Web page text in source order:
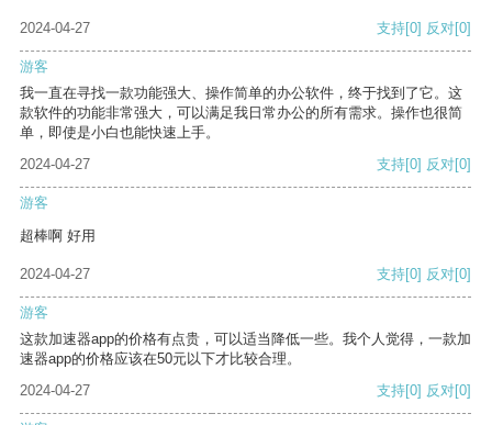
2024-04-27 支持[0] 反对[0]
游客
我一直在寻找一款功能强大、操作简单的办公软件，终于找到了它。这
款软件的功能非常强大，可以满足我日常办公的所有需求。操作也很简
单，即使是小白也能快速上手。
2024-04-27
支持[0] 反对[0]
游客
超棒啊 好用
2024-04-27 支持[0] 反对[0]
游客
这款加速器app的价格有点贵，可以适当降低一些。我个人觉得，一款加
速器app的价格应该在50元以下才比较合理。
2024-04-27
支持[0] 反对[0]